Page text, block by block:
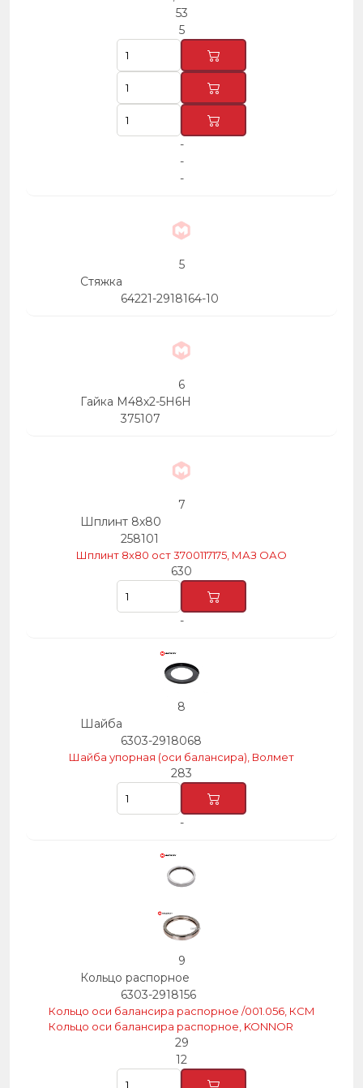
53
5
-
-
-
5
Стяжка
64221-2918164-10
6
Гайка М48х2-5Н6Н
375107
7
Шплинт 8х80
258101
Шплинт 8х80 ост 3700117175, МАЗ ОАО
630
-
8
Шайба
6303-2918068
Шайба упорная (оси балансира), Волмет
283
-
9
Кольцо распорное
6303-2918156
Кольцо оси балансира распорное /001.056, КСМ
Кольцо оси балансира распорное, KONNOR
29
12